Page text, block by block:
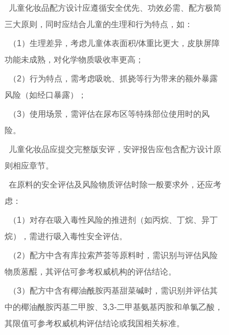
儿童化妆品配方设计应遵循安全优先、功效必需、配方极简
三大原则，同时应结合儿童的生理和行为特点，如：
（1）生理差异，考虑儿童体表面积/体重比更大，皮肤屏障
功能未成熟，对化学物质吸收率更高；
（2）行为特点，需考虑吸吮、抓挠等行为带来的额外暴露
风险（如经口暴露）；
（3）使用场景，需评估在尿布区等特殊部位使用时的风
险。
儿童化妆品应提交完整版安评，安评报告应包含配方设计原
则相应章节。
在原料的安全评估及风险物质评估时除一般要求外，还应考
虑：
（1）对存在吸入毒性风险的推进剂（如丙烷、丁烷、异丁
烷），需进行吸入毒性安全评估。
（2）配方中含有库拉索芦荟等原料时，需识别与评估风险
物质蒽醌，其评估可参考权威机构的评估结论。
（3）配方中含有椰油酰胺丙基甜菜碱时，需识别并评估其
中的椰油酰胺丙基二甲胺、3,3-二甲基氨基丙胺和单氯乙酸，
其限值可参考权威机构评估结论或我国相关标准。